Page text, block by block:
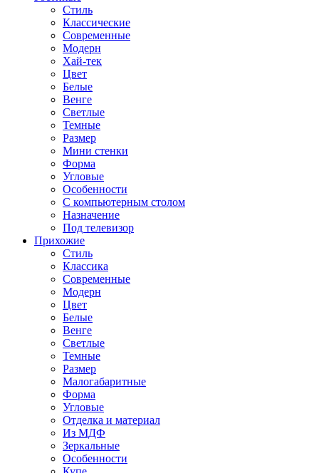
Стиль
Классические
Современные
Модерн
Хай-тек
Цвет
Белые
Венге
Светлые
Темные
Размер
Мини стенки
Форма
Угловые
Особенности
С компьютерным столом
Назначение
Под телевизор
Прихожие
Стиль
Классика
Современные
Модерн
Цвет
Белые
Венге
Светлые
Темные
Размер
Малогабаритные
Форма
Угловые
Отделка и материал
Из МДФ
Зеркальные
Особенности